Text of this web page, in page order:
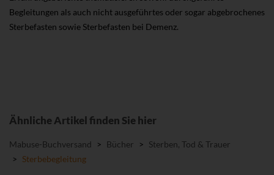
Begleitungen als auch nicht ausgeführtes oder sogar abgebrochenes
Sterbefasten sowie Sterbefasten bei Demenz.
Ähnliche Artikel finden Sie hier
Mabuse-Buchversand > Bücher > Sterben, Tod & Trauer
> Sterbebegleitung